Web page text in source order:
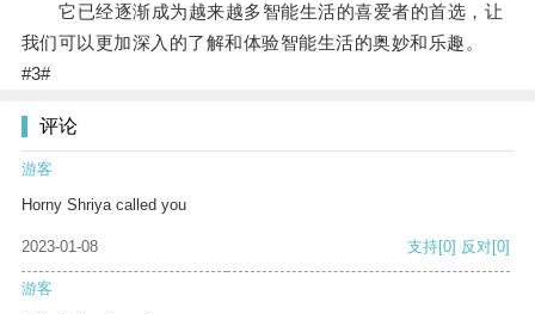
它已经逐渐成为越来越多智能生活的喜爱者的首选，让
我们可以更加深入的了解和体验智能生活的奥妙和乐趣。
#3#
评论
游客
Horny Shriya called you
2023-01-08 支持[0] 反对[0]
游客